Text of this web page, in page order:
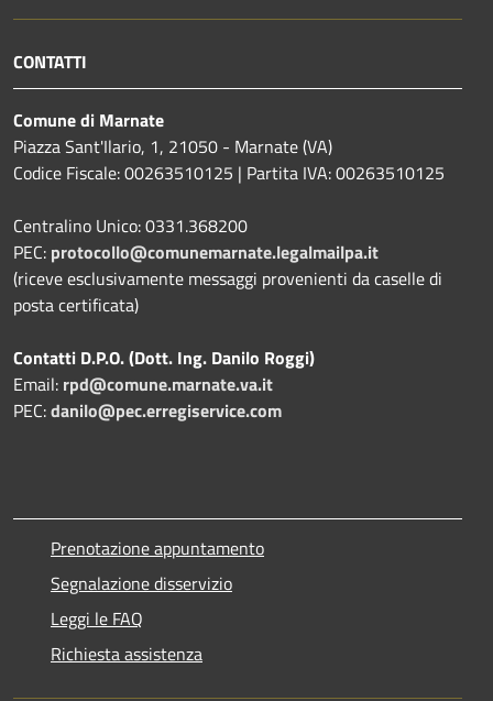
CONTATTI
Comune di Marnate
Piazza Sant'Ilario, 1, 21050 - Marnate (VA)
Codice Fiscale: 00263510125 | Partita IVA: 00263510125
Centralino Unico: 0331.368200
PEC: protocollo@comunemarnate.legalmailpa.it
(riceve esclusivamente messaggi provenienti da caselle di
posta certificata)
Contatti D.P.O. (Dott. Ing. Danilo Roggi)
Email: rpd@comune.marnate.va.it
PEC:danilo@pec.erregiservice.com
Prenotazione appuntamento
Segnalazione disservizio
Leggi le FAQ
Richiesta assistenza